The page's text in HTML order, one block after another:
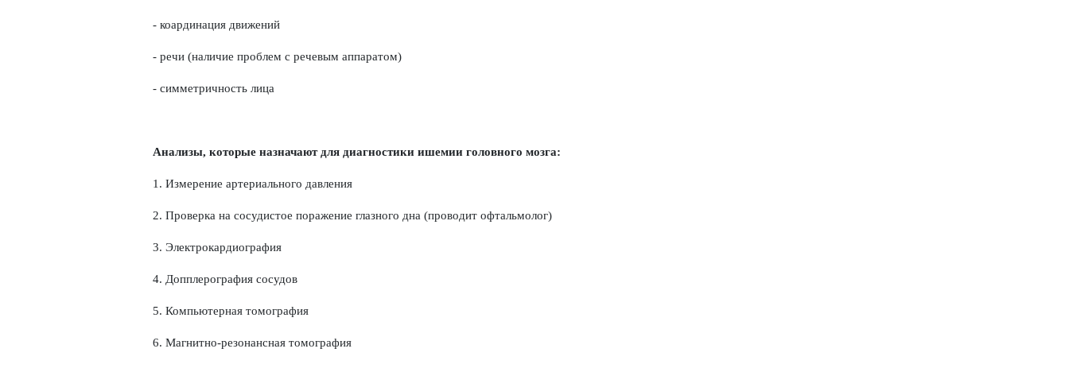
- коардинация движений
- речи (наличие проблем с речевым аппаратом)
- симметричность лица
Анализы, которые назначают для диагностики ишемии головного мозга:
1. Измерение артериального давления
2. Проверка на сосудистое поражение глазного дна (проводит офтальмолог)
3. Электрокардиография
4. Допплерография сосудов
5. Компьютерная томография
6. Магнитно-резонансная томография